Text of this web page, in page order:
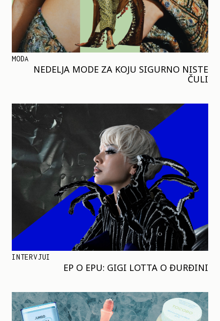
MODA
NEDELJA MODE ZA KOJU SIGURNO NISTE
ČULI
INTERVJUI
EP O EPU: GIGI LOTTA O ĐURĐINI